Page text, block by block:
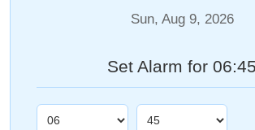
Sun, Aug 9, 2026
Set Alarm for 06:45